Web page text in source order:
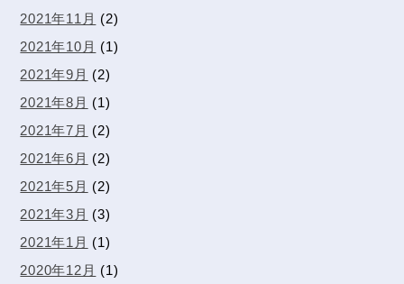
2021年11月 (2)
2021年10月 (1)
2021年9月 (2)
2021年8月 (1)
2021年7月 (2)
2021年6月 (2)
2021年5月 (2)
2021年3月 (3)
2021年1月 (1)
2020年12月 (1)